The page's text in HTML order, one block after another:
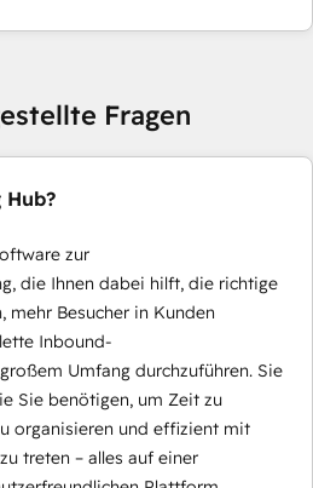
Fragen
Hub?
zur
die Ihnen dabei hilft, die richtige
mehr Besucher in Kunden
Inbound-
Umfang durchzuführen. Sie
Sie benötigen, um Zeit zu
organisieren und effizient mit
treten – alles auf einer